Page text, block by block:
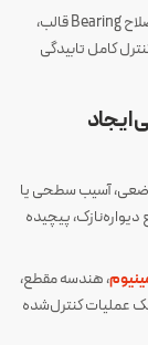
در چنین مواردی باید علت اصلی عیب بررسی شود. گاهی اصلاح Bearing قالب،
کامل تابیدگی
آسیب سطحی یا
پیچیده
، هندسه مقطع،
عملیات کنترل‌شده